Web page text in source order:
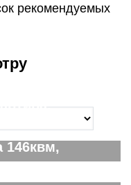
рекомендуемых
146квм,